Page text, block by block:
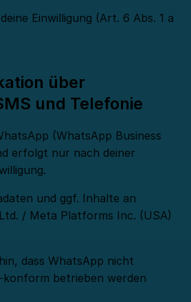
deine Einwilligung (Art. 6 Abs. 1 a
über
und Telefonie
(WhatsApp Business
erfolgt nur nach deiner
und ggf. Inhalte an
/ Meta Platforms Inc. (USA)
dass WhatsApp nicht
konform betrieben werden